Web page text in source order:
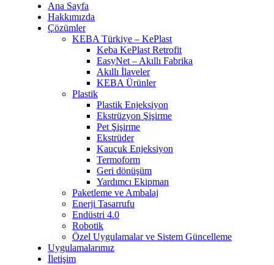
Ana Sayfa
Hakkımızda
Çözümler
KEBA Türkiye – KePlast
Keba KePlast Retrofit
EasyNet – Akıllı Fabrika
Akıllı İlaveler
KEBA Ürünler
Plastik
Plastik Enjeksiyon
Ekstrüzyon Şişirme
Pet Şişirme
Ekstrüder
Kauçuk Enjeksiyon
Termoform
Geri dönüşüm
Yardımcı Ekipman
Paketleme ve Ambalaj
Enerji Tasarrufu
Endüstri 4.0
Robotik
Özel Uygulamalar ve Sistem Güncelleme
Uygulamalarımız
İletişim